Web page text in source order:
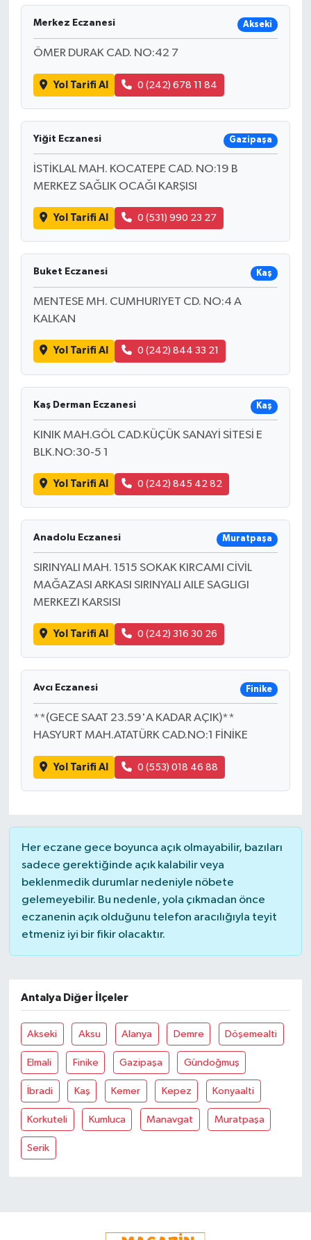
Merkez Eczanesi Akseki
ÖMER DURAK CAD. NO:42 7
Yol Tarifi Al 0 (242) 678 11 84
Yiğit Eczanesi Gazipaşa
İSTİKLAL MAH. KOCATEPE CAD. NO:19 B
MERKEZ SAĞLIK OCAĞI KARŞISI
Yol Tarifi Al 0 (531) 990 23 27
Buket Eczanesi Kaş
MENTESE MH. CUMHURIYET CD. NO:4 A
KALKAN
Yol Tarifi Al 0 (242) 844 33 21
Kaş Derman Eczanesi Kaş
KINIK MAH.GÖL CAD.KÜÇÜK SANAYİ SİTESİ E
BLK.NO:30-5 1
Yol Tarifi Al 0 (242) 845 42 82
Anadolu Eczanesi Muratpaşa
SIRINYALI MAH. 1515 SOKAK KIRCAMI CİVİL
MAĞAZASI ARKASI SIRINYALI AILE SAGLIGI
MERKEZI KARSISI
Yol Tarifi Al 0 (242) 316 30 26
Avcı Eczanesi Finike
**(GECE SAAT 23.59'A KADAR AÇIK)**
HASYURT MAH.ATATÜRK CAD.NO:1 FİNİKE
Yol Tarifi Al 0 (553) 018 46 88
Her eczane gece boyunca açık olmayabilir, bazıları
sadece gerektiğinde açık kalabilir veya
beklenmedik durumlar nedeniyle nöbete
gelemeyebilir. Bu nedenle, yola çıkmadan önce
eczanenin açık olduğunu telefon aracılığıyla teyit
etmeniz iyi bir fikir olacaktır.
Antalya Diğer İlçeler
Akseki Aksu Alanya Demre Döşemealti
Elmali Finike Gazipaşa Gündoğmuş
İbradi Kaş Kemer Kepez Konyaalti
Korkuteli Kumluca Manavgat Muratpaşa
Serik